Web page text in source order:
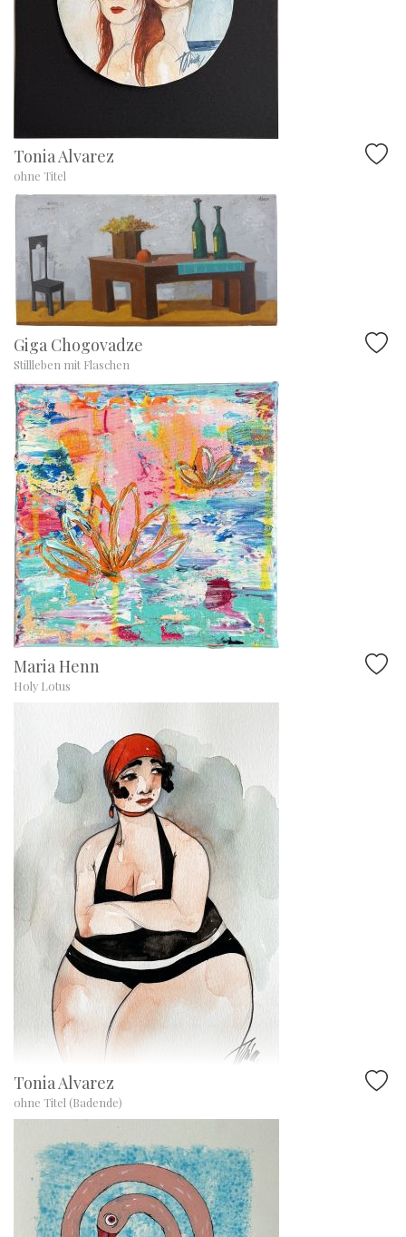
Tonia Alvarez
ohne Titel
Giga Chogovadze
Stillleben mit Flaschen
Maria Henn
Holy Lotus
Tonia Alvarez
ohne Titel (Badende)